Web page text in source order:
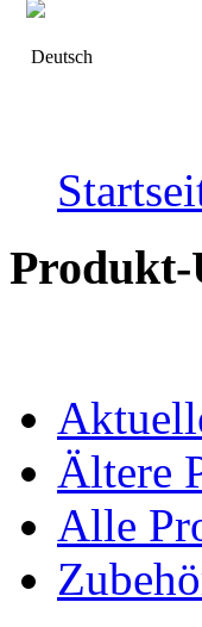
Deutsch
Ältere
Alle